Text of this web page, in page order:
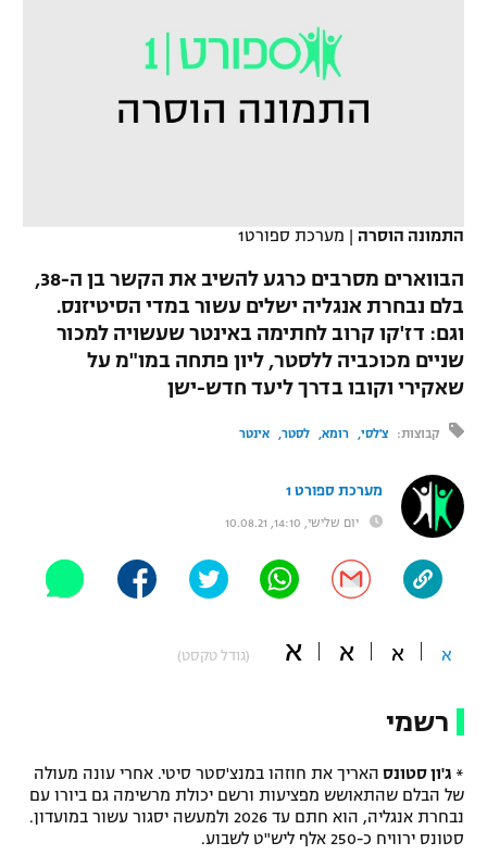
לוח שידורים
ברחבה
"מעל הליגה" – פודקאסט
"מחצית בשכונה" – פודקאסט
משתתפים וזוכים בפרסים
תקנון משתתפים וזוכים בפרסים
טניס
גיימינג E-Sports
תנאי שימוש
הפועל תל אביב
הפועל חיפה
הפועל באר שבע
מכבי נתניה
בני יהודה
ליגה איטלקית
ליגה סינית
ליגה ברזילאית
הפועל חולון
דני אבדיה
ג'ודו
UFC
היאבקות WWE
אופניים
ספורט מוטורי
ספורט אתגרי ואקסטרים
אומנויות לחימה
התמונה הוסרה | מערכת ספורט1
הבווארים מסרבים כרגע להשיב את הקשר בן ה-38,
בלם נבחרת אנגליה ישלים עשור במדי הסיטיזנס.
וגם: דז'קו קרוב לחתימה באינטר שעשויה למכור
שניים מכוכביה ללסטר, ליון פתחה במו"מ על
שאקירי וקובו בדרך ליעד חדש-ישן
קבוצות: צ'לסי רומא לסטר אינטר
מערכת ספורט 1
יום שלישי, 14:10, 10.08.21
א א א א (גודל טקסט)
רשמי
* ג'ון סטונס האריך את חוזהו במנצ'סטר סיטי. אחרי עונה מעולה
של הבלם שהתאושש מפציעות ורשם יכולת מרשימה גם ביורו עם
נבחרת אנגליה, הוא חתם עד 2026 ולמעשה יסגור עשור במועדון.
סטונס ירוויח כ-250 אלף ליש"ט לשבוע.